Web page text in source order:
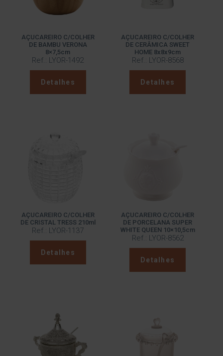
AÇUCAREIRO C/COLHER
DE BAMBU VERONA
8×7,5cm
Ref.: LYOR-1492
Detalhes
AÇUCAREIRO C/COLHER
DE CERÂMICA SWEET
HOME 8x8x9cm
Ref.: LYOR-8568
Detalhes
AÇUCAREIRO C/COLHER
DE CRISTAL TRESS 210ml
Ref.: LYOR-1137
Detalhes
AÇUCAREIRO C/COLHER
DE PORCELANA SUPER
WHITE QUEEN 10×10,5cm
Ref.: LYOR-8562
Detalhes